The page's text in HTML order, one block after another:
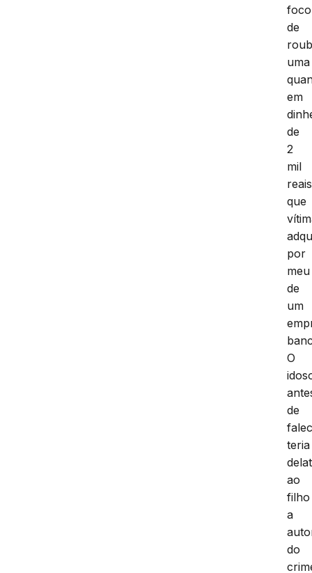
foco
de
uma
em
de
2
mil
reais
que
por
meu
de
um
O
de
teria
ao
filho
a
do